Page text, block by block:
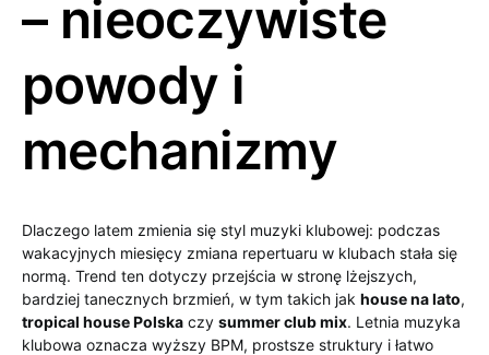
– nieoczywiste
powody i
mechanizmy
Dlaczego latem zmienia się styl muzyki klubowej: podczas
wakacyjnych miesięcy zmiana repertuaru w klubach stała się
normą. Trend ten dotyczy przejścia w stronę lżejszych,
bardziej tanecznych brzmień, w tym takich jak house na lato,
tropical house Polska czy summer club mix. Letnia muzyka
klubowa oznacza wyższy BPM, prostsze struktury i łatwo